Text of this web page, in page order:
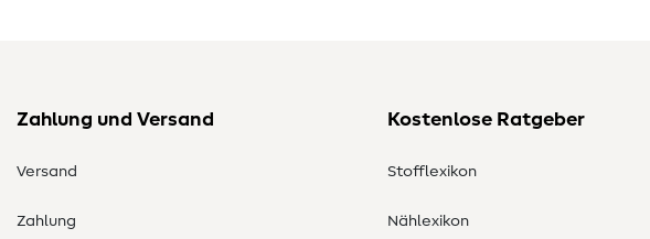
Zahlung und Versand
Versand
Zahlung
Kostenlose Ratgeber
Stofflexikon
Nählexikon